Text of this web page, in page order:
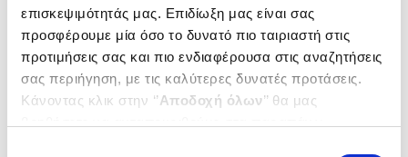
επισκεψιμότητάς μας. Επιδίωξη μας είναι σας
προσφέρουμε μία όσο το δυνατό πιο ταιριαστή στις
προτιμήσεις σας και πιο ενδιαφέρουσα στις αναζητήσεις
σας περιήγηση, με τις καλύτερες δυνατές προτάσεις.
Κάνοντας κλικ στην ‘’Αποδοχή όλων’’ θα μας